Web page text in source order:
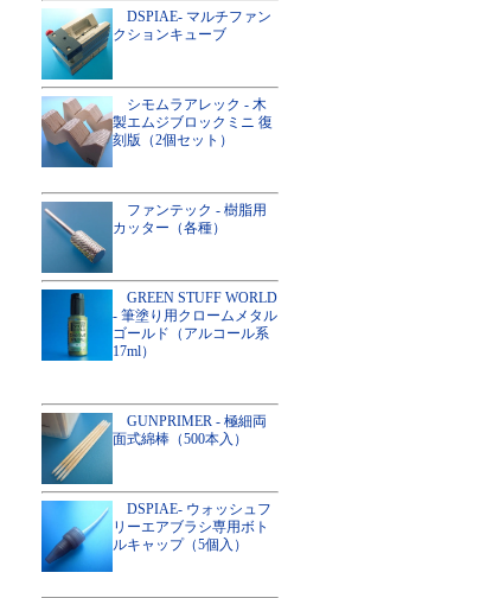
DSPIAE- マルチファン
クションキューブ
シモムラアレック - 木
製エムジブロックミニ 復
刻版（2個セット）
ファンテック - 樹脂用
カッター（各種）
GREEN STUFF WORLD
- 筆塗り用クロームメタル
ゴールド（アルコール系
17ml）
GUNPRIMER - 極細両
面式綿棒（500本入）
DSPIAE- ウォッシュフ
リーエアブラシ専用ボト
ルキャップ（5個入）